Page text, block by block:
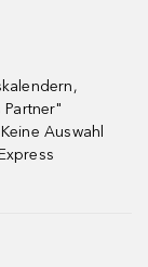
Auswahl